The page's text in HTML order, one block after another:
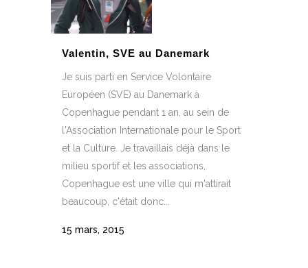
Valentin, SVE au Danemark
Je suis parti en Service Volontaire
Européen (SVE) au Danemark à
Copenhague pendant 1 an, au sein de
l'Association Internationale pour le Sport
et la Culture. Je travaillais déjà dans le
milieu sportif et les associations,
Copenhague est une ville qui m'attirait
beaucoup, c'était donc...
15 mars, 2015